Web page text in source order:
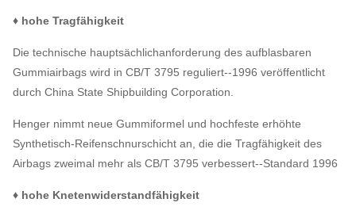
♦ hohe Tragfähigkeit
Die technische hauptsächlichanforderung des aufblasbaren
Gummiairbags wird in CB/T 3795 reguliert--1996 veröffentlicht
durch China State Shipbuilding Corporation.
Henger nimmt neue Gummiformel und hochfeste erhöhte
Synthetisch-Reifenschnurschicht an, die die Tragfähigkeit des
Airbags zweimal mehr als CB/T 3795 verbessert--Standard 1996
♦ hohe Knetenwiderstandfähigkeit